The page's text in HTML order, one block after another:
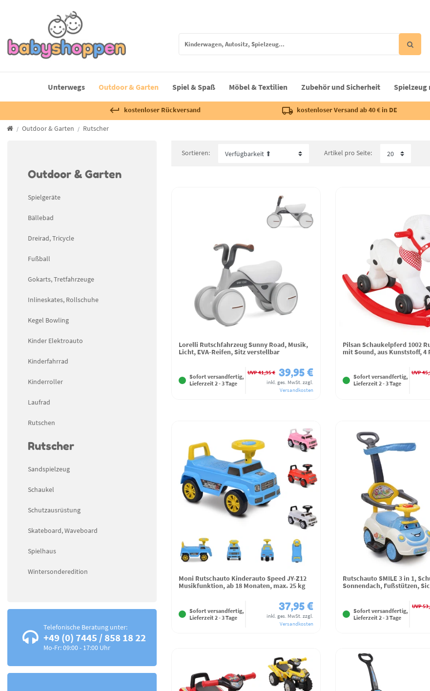
Unterwegs Outdoor & Garten Spiel & Spaß Möbel & Textilien Zubehör und Sicherheit Spielzeug
kostenloser Rückversand kostenloser Versand ab 40 € in DE
Outdoor & Garten Rutscher
Outdoor & Garten
Spielgeräte
Bällebad
Dreirad, Tricycle
Fußball
Gokarts, Tretfahrzeuge
Inlineskates, Rollschuhe
Kegel Bowling
Kinder Elektroauto
Kinderfahrrad
Kinderroller
Laufrad
Rutschen
Rutscher
Sandspielzeug
Schaukel
Schutzausrüstung
Skateboard, Waveboard
Spielhaus
Wintersonderedition
Telefonische Beratung unter:
+49 (0) 7445 / 858 18 22
Mo-Fr: 09:00 - 17:00 Uhr
Sortieren: Artikel pro Seite:
Lorelli Rutschfahrzeug Sunny Road, Musik,
Licht, EVA-Reifen, Sitz verstellbar
Sofort versandfertig,
Lieferzeit 2 - 3 Tage
UVP 41,95 € 39,95 €
inkl. ges. MwSt. zzgl.
Versandkosten
Pilsan Schaukelpferd 1002
mit Sound, aus Kunststoff, 4
Sofort versandfertig,
Lieferzeit 2 - 3 Tage
UVP
Moni Rutschauto Kinderauto Speed JY-Z12
Musikfunktion, ab 18 Monaten, max. 25 kg
Sofort versandfertig,
Lieferzeit 2 - 3 Tage
37,95 €
inkl. ges. MwSt. zzgl.
Versandkosten
Rutschauto SMILE 3 in 1,
Sonnendach, Fußstützen,
Sofort versandfertig,
Lieferzeit 2 - 3 Tage
UVP